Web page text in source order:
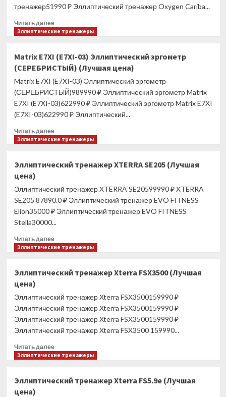
цена)
тренажер51990 ₽ Эллиптический тренажер Oxygen Cariba...
Читать далееПрочитать
больше
CARIBA
III
EL
EXT
Эллиптический
тренажер
(Лучшая
Эллиптические тренажеры
Matrix E7XI (E7XI-03) Эллиптический эргометр
(СЕРЕБРИСТЫЙ) (Лучшая цена)
Matrix E7XI (E7XI-03) Эллиптический эргометр
(СЕРЕБРИСТЫЙ)989990 ₽ Эллиптический эргометр Matrix
E7XI (E7XI-03)622990 ₽ Эллиптический эргометр Matrix E7XI
(E7XI-03)622990 ₽ Эллиптический...
Читать далееПрочитать
больше
E7XI
03)
Эллиптический
(СЕРЕБРИСТЫЙ)
(Лучшая
Эллиптические тренажеры
Эллиптический тренажер XTERRA SE205 (Лучшая
цена)
Эллиптический тренажер XTERRA SE20599990 ₽ XTERRA
SE205 87890.0 ₽ Эллиптический тренажер EVO FITNESS
Elion35000 ₽ Эллиптический тренажер EVO FITNESS
Stella30000...
Читать далееПрочитать
больше
тренажер
SE205
(Лучшая
цена)
Эллиптические тренажеры
Эллиптический тренажер Xterra FSX3500 (Лучшая
цена)
Эллиптический тренажер Xterra FSX3500159990 ₽
Эллиптический тренажер Xterra FSX3500159990 ₽
Эллиптический тренажер Xterra FSX3500159990 ₽
Эллиптический тренажер Xterra FSX3500 159990...
Читать далееПрочитать
больше
тренажер
Эллиптические тренажеры
Эллиптический тренажер Xterra FS5.9e (Лучшая
цена)